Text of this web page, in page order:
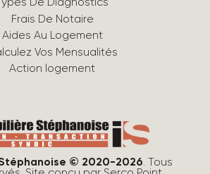
De Diagnostics
Frais De Notaire
Aides Au Logement
Vos Mensualités
Action logement
© 2020-2026. Tous